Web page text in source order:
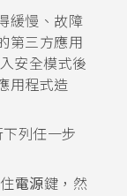
緩慢、故障
第三方應用
安全模式後
用程式造
列任一步
電源鍵，然